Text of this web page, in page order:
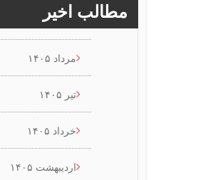
مطالب اخیر
مرداد ۱۴۰۵
تیر ۱۴۰۵
خرداد ۱۴۰۵
اردیبهشت ۱۴۰۵